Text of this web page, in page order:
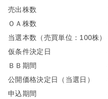
売出株数
ＯＡ株数
当選本数（売買単位：100株）
仮条件決定日
ＢＢ期間
公開価格決定日（当選日）
申込期間